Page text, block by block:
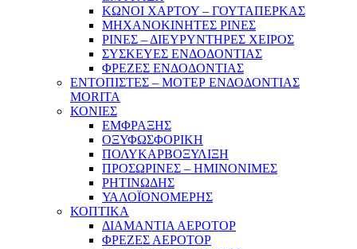
ΚΩΝΟΙ ΧΑΡΤΟΥ – ΓΟΥΤΑΠΕΡΚΑΣ
ΜΗΧΑΝΟΚΙΝΗΤΕΣ ΡΙΝΕΣ
ΡΙΝΕΣ – ΔΙΕΥΡΥΝΤΗΡΕΣ ΧΕΙΡΟΣ
ΣΥΣΚΕΥΕΣ ΕΝΔΟΔΟΝΤΙΑΣ
ΦΡΕΖΕΣ ΕΝΔΟΔΟΝΤΙΑΣ
ΕΝΤΟΠΙΣΤΕΣ – ΜΟΤΕΡ ΕΝΔΟΔΟΝΤΙΑΣ
MORITA
ΚΟΝΙΕΣ
ΕΜΦΡΑΞΗΣ
ΟΞΥΦΩΣΦΟΡΙΚΗ
ΠΟΛΥΚΑΡΒΟΞΥΛΙΞΗ
ΠΡΟΣΩΡΙΝΕΣ – ΗΜΙΝΟΝΙΜΕΣ
ΡΗΤΙΝΩΔΗΣ
ΥΑΛΟΪΟΝΟΜΕΡΗΣ
ΚΟΠΤΙΚΑ
ΔΙΑΜΑΝΤΙΑ ΑΕΡΟΤΟΡ
ΦΡΕΖΕΣ ΑΕΡΟΤΟΡ